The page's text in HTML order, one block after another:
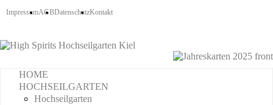
ImpressumAGBDatenschutzKontakt
HOME
HOCHSEILGARTEN
Hochseilgarten